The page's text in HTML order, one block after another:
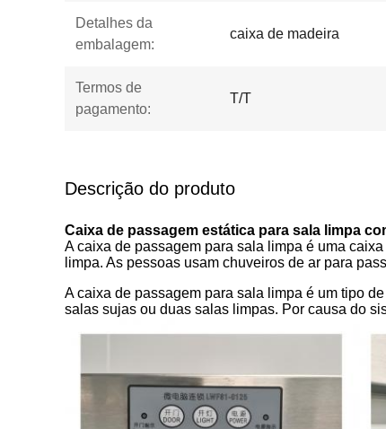
Detalhes da
embalagem:
caixa de madeira
Termos de
pagamento:
T/T
Descrição do produto
Caixa de passagem estática para sala limpa
A caixa de passagem para sala limpa é uma
limpa. As pessoas usam chuveiros de ar para
A caixa de passagem para sala limpa é um tipo
salas sujas ou duas salas limpas. Por causa do